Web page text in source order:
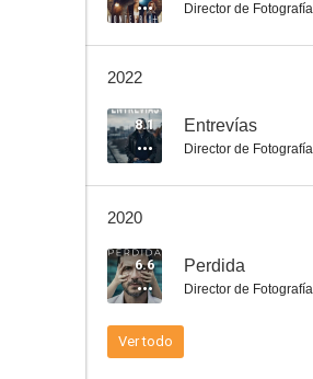
Director de Fotografía
2022
8.1 Entrevías
Director de Fotografía
2020
6.6 Perdida
Director de Fotografía
Ver todo